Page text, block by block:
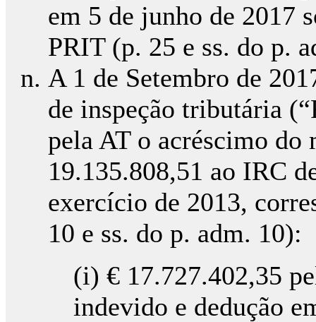
em 5 de junho de 2017
PRIT (p. 25 e ss. do p.
A 1 de Setembro de
de inspeção tributária
pela AT o acréscimo do
19.135.808,51 ao IRC
exercício de 2013,
10 e ss. do p. adm. 10):
(i) € 17.727.402,35
indevido e dedução